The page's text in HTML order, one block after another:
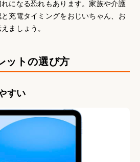
になる恐れもあります。家族や介護
充電タイミングをおじいちゃん、お
ましょう。
ットの選び方
すい